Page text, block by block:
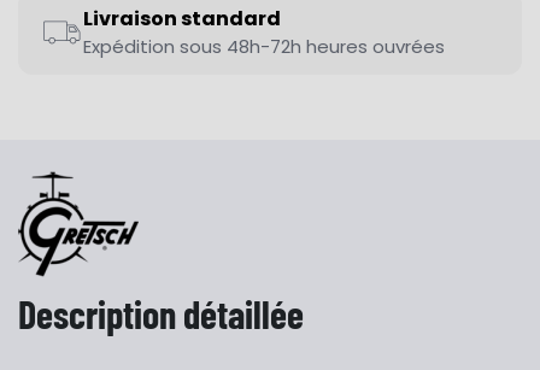
Livraison standard
Expédition sous 48h-72h heures ouvrées
Description détaillée